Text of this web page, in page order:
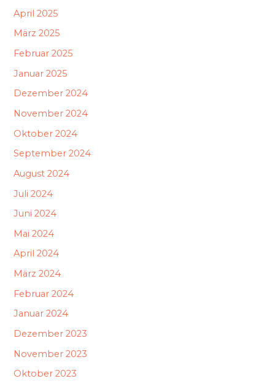
April 2025
März 2025
Februar 2025
Januar 2025
Dezember 2024
November 2024
Oktober 2024
September 2024
August 2024
Juli 2024
Juni 2024
Mai 2024
April 2024
März 2024
Februar 2024
Januar 2024
Dezember 2023
November 2023
Oktober 2023